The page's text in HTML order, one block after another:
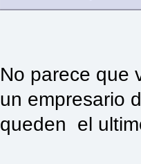
No parece que
un empresario
queden el